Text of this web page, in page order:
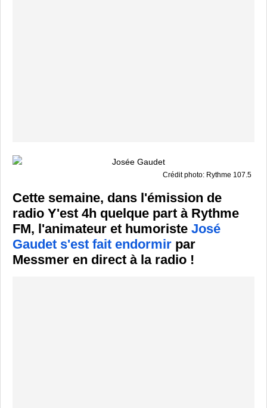
Crédit photo: Rythme 107.5
Cette semaine, dans l'émission de
radio Y'est 4h quelque part à Rythme
FM, l'animateur et humoriste José
Gaudet s'est fait endormir par
Messmer en direct à la radio !